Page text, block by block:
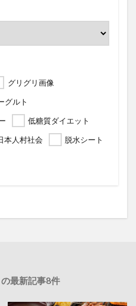
グリグリ画像
グルト
低糖質ダイエット
本人村社会 脱水シート
の最新記事8件